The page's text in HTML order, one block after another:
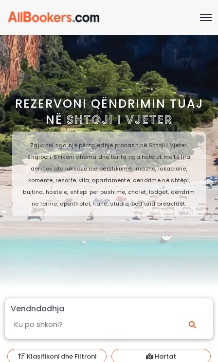
REZERVONI QËNDRIMIN TUAJ
NËSHTOJI I VJETER
Zgjidhni nga një përzgjedhje pronash në Shtoji i Vjeter,
Shqipëri. Shikoni dhoma dhe tarifa nga hotelet më të lira
deri tek ato luksoze me përshkrime, imazhe, lokacione,
komente, resorte, vila, apartamente, qëndrime në shtëpi,
bujtina, hostele, shtepi per pushime, chalet, lodget, qëndrim
në fermë, aparthotel, hanë, studio, bed and breakfast.
Vendndodhja
Klasifikoni dhe Filtroni Hartat